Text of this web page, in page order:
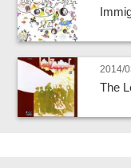
2014/
The